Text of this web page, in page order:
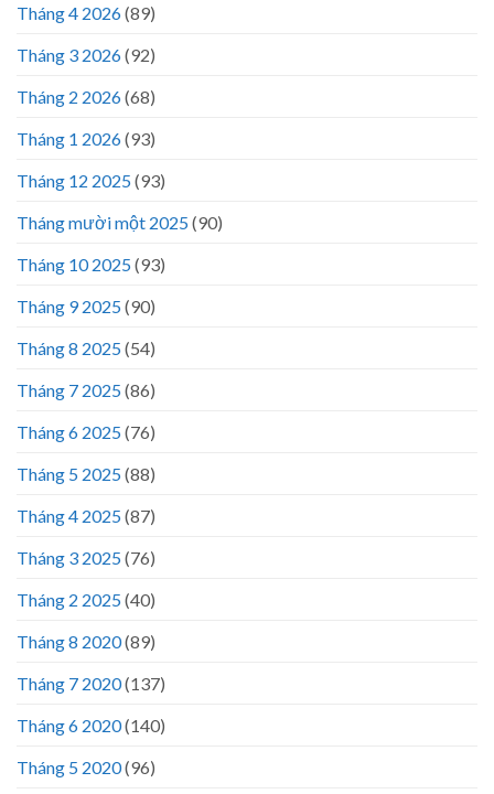
Tháng 4 2026(89)
Tháng 3 2026(92)
Tháng 2 2026(68)
Tháng 1 2026(93)
Tháng 12 2025(93)
Tháng mười một 2025(90)
Tháng 10 2025(93)
Tháng 9 2025(90)
Tháng 8 2025(54)
Tháng 7 2025(86)
Tháng 6 2025(76)
Tháng 5 2025(88)
Tháng 4 2025(87)
Tháng 3 2025(76)
Tháng 2 2025(40)
Tháng 8 2020(89)
Tháng 7 2020(137)
Tháng 6 2020(140)
Tháng 5 2020(96)